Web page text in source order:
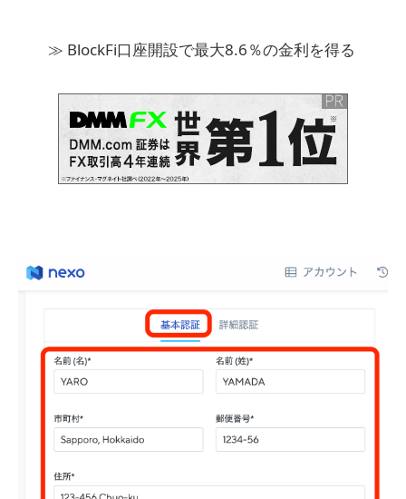
≫ BlockFi口座開設で最大8.6％の金利を得る